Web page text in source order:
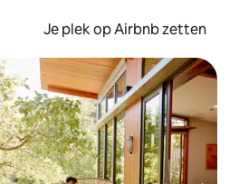
Je plek op Airbnb zetten